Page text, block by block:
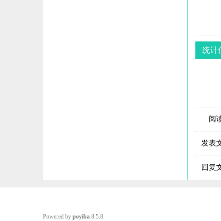
统计
阅
发表
回复
Powered by poyiba 8.5.8